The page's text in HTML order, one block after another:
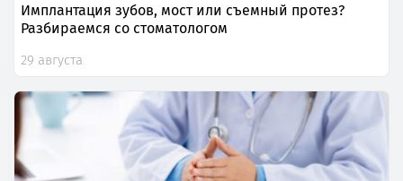
Имплантация зубов, мост или съемный протез?
Разбираемся со стоматологом
29 августа